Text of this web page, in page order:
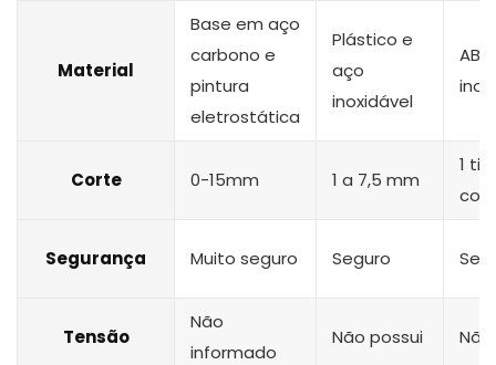
Material
Base em aço
carbono e
pintura
eletrostática
Plástico e
aço
inoxidável
Corte 0-15mm 1 a 7,5 mm
1
Segurança Muito seguro Seguro
Tensão
Não
informado
Não possui